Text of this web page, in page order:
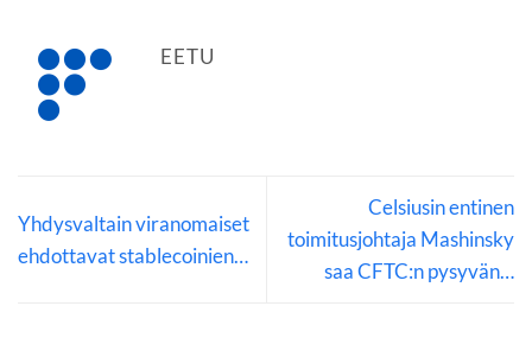
EETU
Yhdysvaltain viranomaiset
ehdottavat stablecoinien…
Celsiusin entinen
toimitusjohtaja Mashinsky
saa CFTC:n pysyvän…